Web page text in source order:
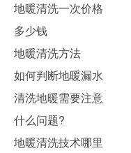
地暖清洗一次价格
多少钱
地暖清洗方法
如何判断地暖漏水
清洗地暖需要注意
什么问题?
地暖清洗技术哪里